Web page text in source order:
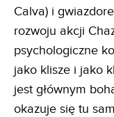
Calva) i
rozwoju akcji
psychologiczne
jako klisze i jako
jest głównym
okazuje się tu